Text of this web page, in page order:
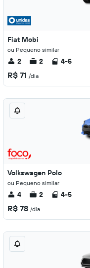
Fiat Mobi
ou Pequeno similar
2 2 4-5
R$ 71 /dia
Volkswagen Polo
ou Pequeno similar
4 2 4-5
R$ 78 /dia